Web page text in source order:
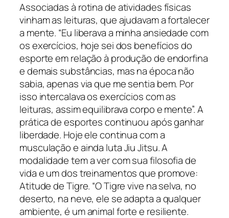
Associadas à rotina de atividades físicas
vinham as leituras, que ajudavam a fortalecer
a mente. “Eu liberava a minha ansiedade com
os exercícios, hoje sei dos benefícios do
esporte em relação à produção de endorfina
e demais substâncias, mas na época não
sabia, apenas via que me sentia bem. Por
isso intercalava os exercícios com as
leituras, assim equilibrava corpo e mente”. A
prática de esportes continuou após ganhar
liberdade. Hoje ele continua com a
musculação e ainda luta Jiu Jitsu. A
modalidade tem a ver com sua filosofia de
vida e um dos treinamentos que promove:
Atitude de Tigre. “O Tigre vive na selva, no
deserto, na neve, ele se adapta a qualquer
ambiente, é um animal forte e resiliente.